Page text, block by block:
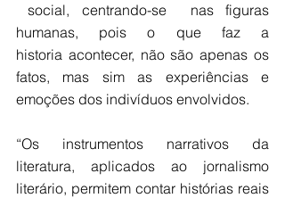
social, centrando-se  nas figuras
humanas, pois o que faz a
historia acontecer, não são apenas os
fatos, mas sim as experiências e
emoções dos indivíduos envolvidos.
“Os instrumentos narrativos da
literatura, aplicados ao jornalismo
literário, permitem contar histórias reais